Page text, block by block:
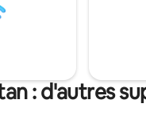
entièrement équipé
de cuisine et réfrigérateur
puissiez cuisiner. Lave-
. Espace de parking
: d'autres